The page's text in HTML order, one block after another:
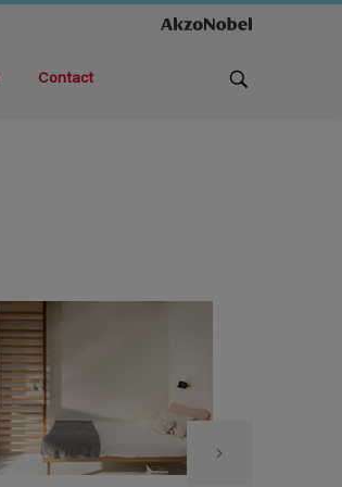
Contact